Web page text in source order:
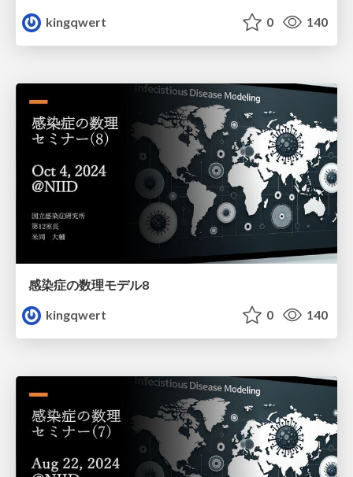
kingqwert
0 140
感染症の数理モデル8
kingqwert
0 140